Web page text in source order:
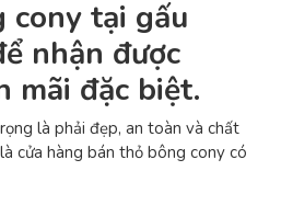
cony tại gấu
nhận được
mãi đặc biệt.
là phải đẹp, an toàn và chất
cửa hàng bán thỏ bông cony có